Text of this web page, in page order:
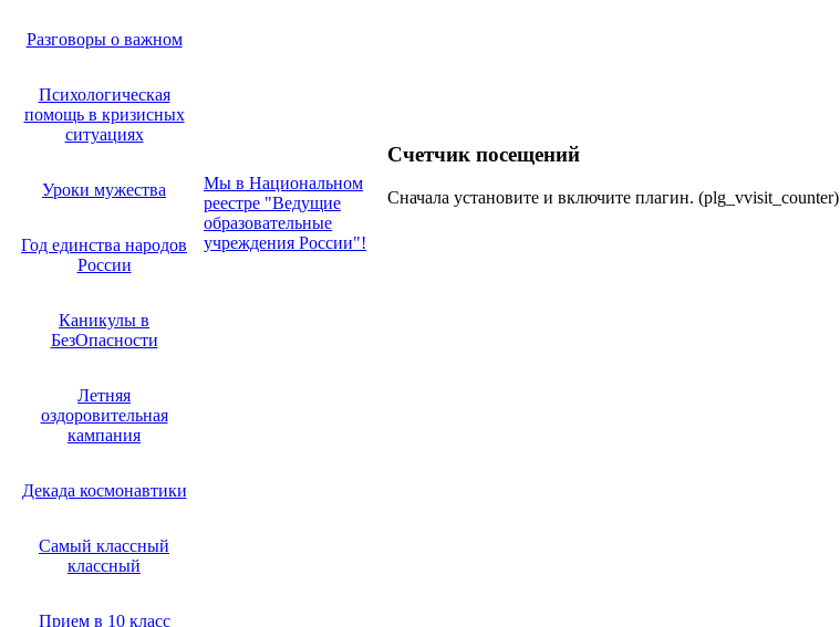
Разговоры о важном
Психологическая
помощь в кризисных
ситуациях
Уроки мужества
Год единства народов
России
Каникулы в
БезОпасности
Летняя
оздоровительная
кампания
Декада космонавтики
Самый классный
классный
Прием в 10 класс
Мы в Национальном
реестре "Ведущие
образовательные
учреждения России"!
Счетчик посещений
Сначала установите и включите плагин. (plg_vvisit_counter)